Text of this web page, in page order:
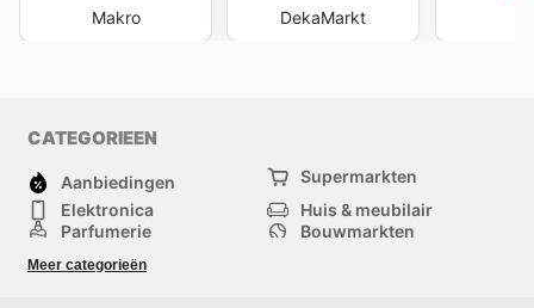
Makro DekaMarkt
CATEGORIEEN
Aanbiedingen
Supermarkten
Elektronica
Huis & meubilair
Parfumerie
Bouwmarkten
Kinderen
Meer categorieën